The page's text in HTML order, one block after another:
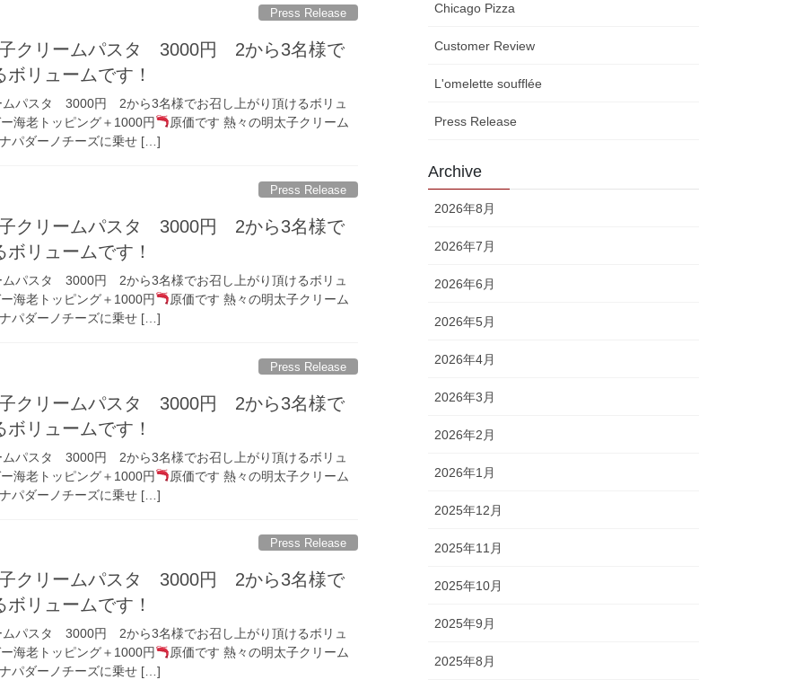
Press Release
クリームパスタ 3000円 2から3名様で
リュームです！
ムパスタ 3000円 2から3名様でお召し上がり頂けるボリュ
海老トッピング＋1000円
原価です 熱々の明太子クリーム
パダーノチーズに乗せ […]
Press Release
クリームパスタ 3000円 2から3名様で
リュームです！
ムパスタ 3000円 2から3名様でお召し上がり頂けるボリュ
海老トッピング＋1000円
原価です 熱々の明太子クリーム
パダーノチーズに乗せ […]
Press Release
クリームパスタ 3000円 2から3名様で
リュームです！
ムパスタ 3000円 2から3名様でお召し上がり頂けるボリュ
海老トッピング＋1000円
原価です 熱々の明太子クリーム
パダーノチーズに乗せ […]
Press Release
クリームパスタ 3000円 2から3名様で
リュームです！
ムパスタ 3000円 2から3名様でお召し上がり頂けるボリュ
海老トッピング＋1000円
原価です 熱々の明太子クリーム
パダーノチーズに乗せ […]
Chicago Pizza
Customer Review
L'omelette soufflée
Press Release
Archive
2026年8月
2026年7月
2026年6月
2026年5月
2026年4月
2026年3月
2026年2月
2026年1月
2025年12月
2025年11月
2025年10月
2025年9月
2025年8月